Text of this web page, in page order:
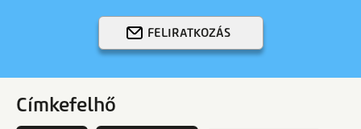
FELIRATKOZÁS
Címkefelhő